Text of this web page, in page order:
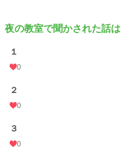
夜の教室で聞かされた話は
１
0
２
0
３
0